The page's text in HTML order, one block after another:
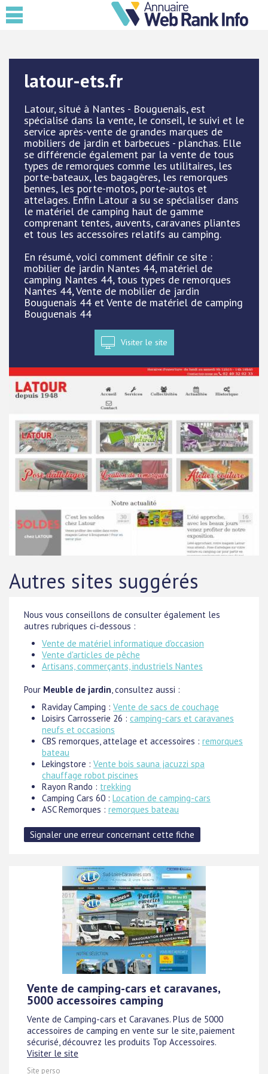
latour-ets.fr
Latour, situé à Nantes - Bouguenais, est
spécialisé dans la vente, le conseil, le suivi et le
service après-vente de grandes marques de
mobiliers de jardin et barbecues - planchas. Elle
se différencie également par la vente de tous
types de remorques comme les utilitaires, les
porte-bateaux, les bagagères, les remorques
bennes, les porte-motos, porte-autos et
attelages. Enfin Latour a su se spécialiser dans
le matériel de camping haut de gamme
comprenant tentes, auvents, caravanes pliantes
et tous les accessoires relatifs au camping.
En résumé, voici comment définir ce site :
mobilier de jardin Nantes 44, matériel de
camping Nantes 44, tous types de remorques
Nantes 44, Vente de mobilier de jardin
Bouguenais 44 et Vente de matériel de camping
Bouguenais 44
Visiter le site
Autres sites suggérés
Nous vous conseillons de consulter également les
autres rubriques ci-dessous :
Vente de matériel informatique d'occasion
Vente d'articles de pêche
Artisans, commerçants, industriels Nantes
Pour Meuble de jardin, consultez aussi :
Raviday Camping : Vente de sacs de couchage
Loisirs Carrosserie 26 : camping-cars et caravanes
neufs et occasions
CBS remorques, attelage et accessoires : remorques
bateau
Lekingstore : Vente bois sauna jacuzzi spa
chauffage robot piscines
Rayon Rando : trekking
Camping Cars 60 : Location de camping-cars
ASC Remorques : remorques bateau
Vente de camping-cars et caravanes,
5000 accessoires camping
Vente de Camping-cars et Caravanes. Plus de 5000
accessoires de camping en vente sur le site, paiement
sécurisé, découvrez les produits Top Accessoires.
Visiter le site
Site perso